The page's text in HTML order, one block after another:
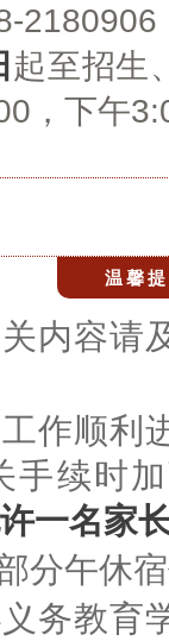
2180906
起至招生
，下午
温馨
内容请
作顺利
手续时
一名家
分午休
务教育